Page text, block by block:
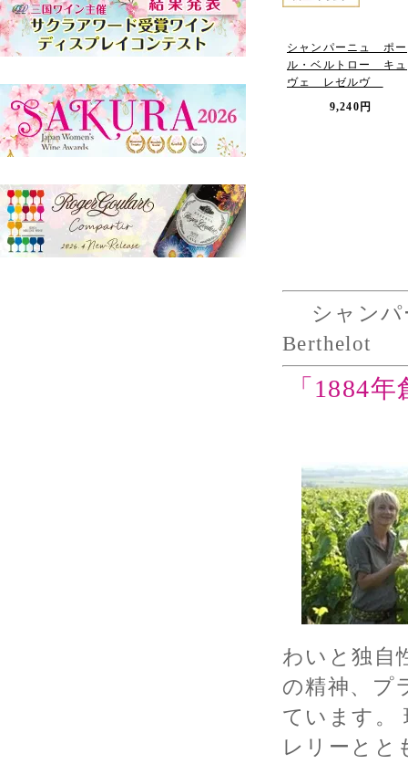
シャンパーニュ ポー
ル・ベルトロー キュ
ヴェ レゼルヴ
9,240円
シャンパ
Berthelot
「1884
わいと独自
の精神、プ
ています。
レリーとと